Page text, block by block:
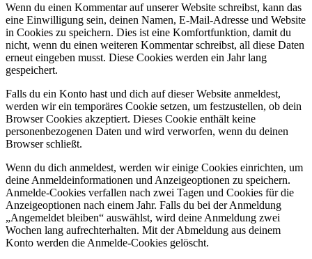
Wenn du einen Kommentar auf unserer Website schreibst, kann das
eine Einwilligung sein, deinen Namen, E-Mail-Adresse und Website
in Cookies zu speichern. Dies ist eine Komfortfunktion, damit du
nicht, wenn du einen weiteren Kommentar schreibst, all diese Daten
erneut eingeben musst. Diese Cookies werden ein Jahr lang
gespeichert.
Falls du ein Konto hast und dich auf dieser Website anmeldest,
werden wir ein temporäres Cookie setzen, um festzustellen, ob dein
Browser Cookies akzeptiert. Dieses Cookie enthält keine
personenbezogenen Daten und wird verworfen, wenn du deinen
Browser schließt.
Wenn du dich anmeldest, werden wir einige Cookies einrichten, um
deine Anmeldeinformationen und Anzeigeoptionen zu speichern.
Anmelde-Cookies verfallen nach zwei Tagen und Cookies für die
Anzeigeoptionen nach einem Jahr. Falls du bei der Anmeldung
„Angemeldet bleiben“ auswählst, wird deine Anmeldung zwei
Wochen lang aufrechterhalten. Mit der Abmeldung aus deinem
Konto werden die Anmelde-Cookies gelöscht.